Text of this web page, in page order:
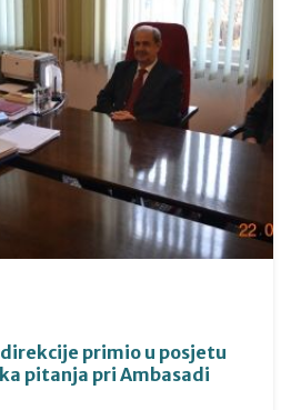
primio u posjetu
pitanja pri Ambasadi